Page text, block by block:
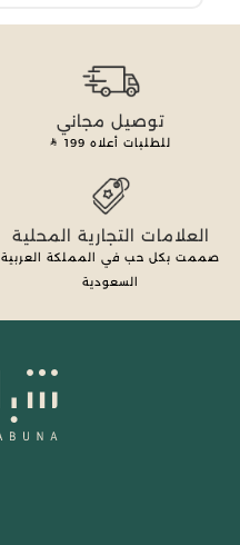
توصيل مجاني
للطلبات أعلاه 199
العلامات التجارية المحلية
صممت بكل حب في المملكة العربية
السعودية